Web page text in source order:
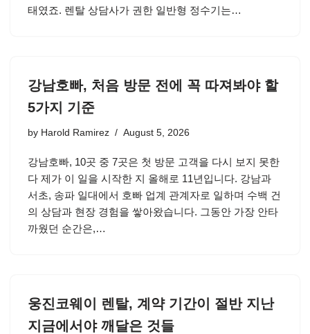
태였죠. 렌탈 상담사가 권한 일반형 정수기는…
강남호빠, 처음 방문 전에 꼭 따져봐야 할
5가지 기준
by Harold Ramirez August 5, 2026
강남호빠, 10곳 중 7곳은 첫 방문 고객을 다시 보지 못한
다 제가 이 일을 시작한 지 올해로 11년입니다. 강남과
서초, 송파 일대에서 호빠 업계 관계자로 일하며 수백 건
의 상담과 현장 경험을 쌓아왔습니다. 그동안 가장 안타
까웠던 순간은,…
웅진코웨이 렌탈, 계약 기간이 절반 지난
지금에서야 깨달은 것들